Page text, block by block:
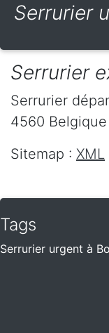
Serrurier
Serrurier
Serrurier
4560 Belgique
Sitemap : XML
Tags
Serrurier urgent à